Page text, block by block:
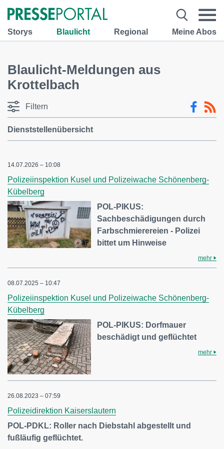
Storys Blaulicht Regional Meine Abos
Blaulicht-Meldungen aus
Krottelbach
Filtern
Dienststellenübersicht
14.07.2026 – 10:08
Polizeiinspektion Kusel und Polizeiwache Schönenberg-
Kübelberg
POL-PIKUS:
Sachbeschädigungen durch
Farbschmierereien - Polizei
bittet um Hinweise
mehr
08.07.2025 – 10:47
Polizeiinspektion Kusel und Polizeiwache Schönenberg-
Kübelberg
POL-PIKUS: Dorfmauer
beschädigt und geflüchtet
mehr
26.08.2023 – 07:59
Polizeidirektion Kaiserslautern
POL-PDKL: Roller nach Diebstahl abgestellt und
fußläufig geflüchtet.